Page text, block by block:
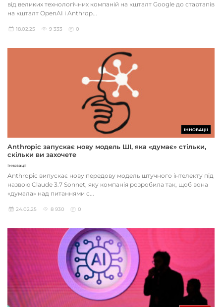
від великих технологічних компаній на кшталт Google до стартапів
на кшталт OpenAI і Anthrop...
18.02.25 9 333 0
ІННОВАЦІЇ
Anthropic запускає нову модель ШІ, яка «думає» стільки,
скільки ви захочете
Інновації
Anthropic випускає нову передову модель штучного інтелекту під
назвою Claude 3.7 Sonnet, яку компанія розробила так, щоб вона
«думала» над питаннями с...
24.02.25 8 930 0